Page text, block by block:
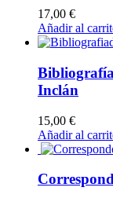
17,00 €
Añadir al
Inclán
15,00 €
Añadir al